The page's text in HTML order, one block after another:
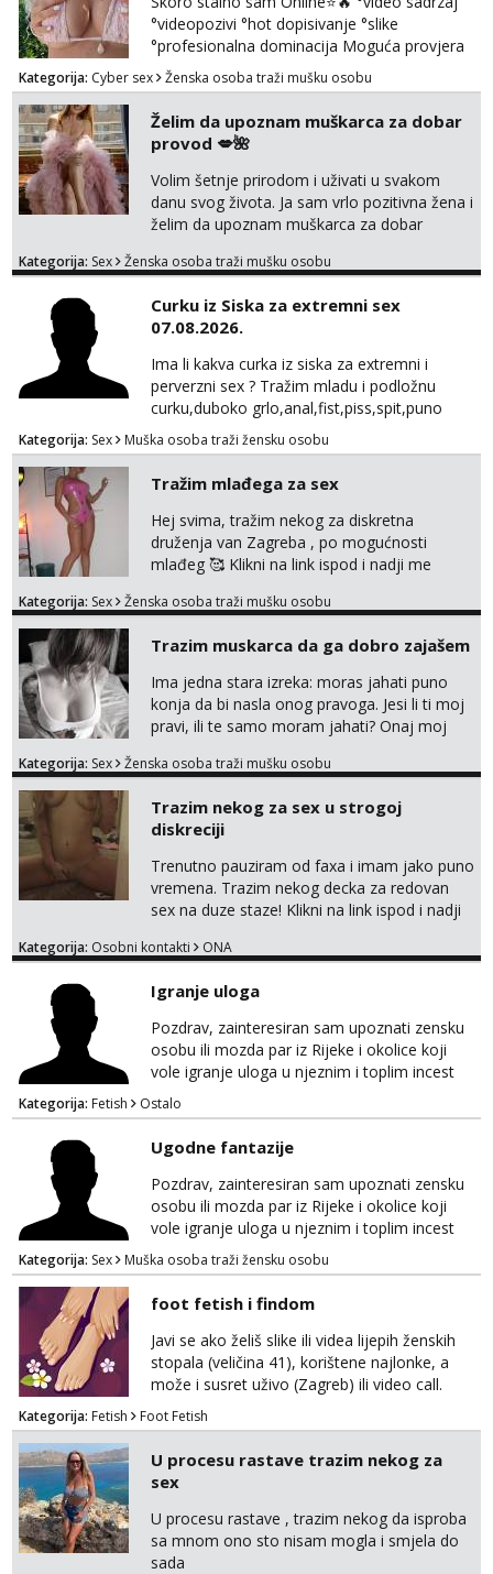
°videopozivi °hot dopisivanje °slike
°profesionalna dominacija Moguća provjera
videopozivom, no ako se nakon toga ne
javite, vise vam ju ne radim 😉 100% prava i
diskretna. Probaj me jednom, nećeš moći bez
mene 😜😇 Nemojte me pitati za uzivo, jer to
ne radim. 0998785600 javljanje isključivo
porukom na WhatsApp🩷
Kategorija: Cyber sex Ženska osoba traži mušku osobu
Želim da upoznam muškarca za dobar
provod 💋🌺
Volim šetnje prirodom i uživati u svakom
danu svog života. Ja sam vrlo pozitivna žena i
želim da upoznam muškarca za dobar
na link ispod i nadji me tamo, cekam te!
Kategorija: Sex Ženska osoba traži mušku osobu
Curku iz Siska za extremni sex
07.08.2026.
Ima li kakva curka iz siska za extremni i
perverzni sex ? Tražim mladu i podložnu
curku,duboko grlo,anal,fist,piss,spit,puno
pljuvačke,ulja i pissa,volim isto tako masažu
prostate,rimyob,extremno full perverzno,bez
tabua,najlonke crne i visoke sexy štikle
obavezno imati na sebi,za početak s.t.o
nudim za druženje večeras,noć kod
mene,javljanje isključivo pozivom
Kategorija: Sex Muška osoba traži žensku osobu
Tražim mlađega za sex
Hej svima, tražim nekog za diskretna
druženja van Zagreba , po mogućnosti
mlađeg 🥰 Klikni na link ispod i nadji me
Kategorija: Sex Ženska osoba traži mušku osobu
Trazim muskarca da ga dobro zajašem
Ima jedna stara izreka: moras jahati puno
konja da bi nasla onog pravoga. Jesi li ti moj
pravi, ili te samo moram jahati? Onaj moj
na sexdater link i javi mi se tamo....
Kategorija: Sex Ženska osoba traži mušku osobu
Trazim nekog za sex u strogoj
diskreciji
Trenutno pauziram od faxa i imam jako puno
vremena. Trazim nekog decka za redovan
sex na duze staze! Klikni na link ispod i nadji
Kategorija: Osobni kontakti ONA
Igranje uloga
Pozdrav, zainteresiran sam upoznati zensku
osobu ili mozda par iz Rijeke i okolice koji
vole igranje uloga u njeznim i toplim incest
pricama, izgled nebitan, bitno je da znas sto
zelis i da se volis zabavljati. Javitese na mail,
viber, wapp ili zovite. Samo ozbiljni, hvala
Kategorija: Fetish Ostalo
Ugodne fantazije
Pozdrav, zainteresiran sam upoznati zensku
osobu ili mozda par iz Rijeke i okolice koji
vole igranje uloga u njeznim i toplim incest
pricama, izgled nebitan, bitno je da znas sto
zelis i da se volis zabavljati. Javitese na mail,
viber, wapp ili zovite. Samo ozbiljni, hvala
Kategorija: Sex Muška osoba traži žensku osobu
foot fetish i findom
Javi se ako želiš slike ili videa lijepih ženskih
stopala (veličina 41), korištene najlonke, a
može i susret uživo (Zagreb) ili video call.
Mlada sam, lijepa i obrazovana te spremna za
dogovore i ispunjavanje želja. Molim samo
ozbiljni, spremni na dugoročnu suradnju i koji
mogu adekvatno platiti ono što nudim. :)
Također me zanima i findom Javite se sa
svojim željama i ponudama.
Kategorija: Fetish Foot Fetish
U procesu rastave trazim nekog za
sex
U procesu rastave , trazim nekog da isproba
sa mnom ono sto nisam mogla i smjela do
sada